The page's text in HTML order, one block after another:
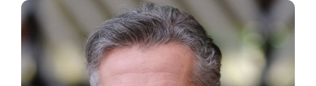
dni. Čeprav...